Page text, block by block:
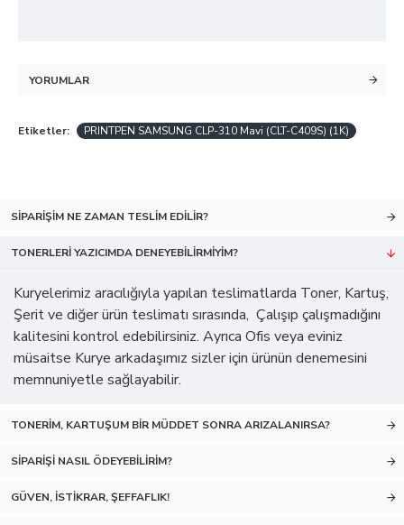
YORUMLAR
Etiketler: PRINTPEN SAMSUNG CLP-310 Mavi (CLT-C409S) (1K)
SIPARIŞIM NE ZAMAN TESLIM EDILIR?
TONERLERI YAZICIMDA DENEYEBILIRMIYIM?
Kuryelerimiz aracılığıyla yapılan teslimatlarda Toner, Kartuş,
Şerit ve diğer ürün teslimatı sırasında, Çalışıp çalışmadığını
kalitesini kontrol edebilirsiniz. Ayrıca Ofis veya eviniz
müsaitse Kurye arkadaşımız sizler için ürünün denemesini
memnuniyetle sağlayabilir.
TONERIM, KARTUŞUM BIR MÜDDET SONRA ARIZALANIRSA?
SIPARIŞI NASIL ÖDEYEBILIRIM?
GÜVEN, İSTIKRAR, ŞEFFAFLIK!